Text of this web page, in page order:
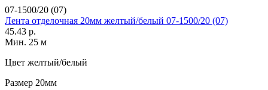
07-1500/20 (07)
Лента отделочная 20мм желтый/белый 07-1500/20 (07)
45.43 р.
Мин. 25 м
Цвет желтый/белый
Размер 20мм